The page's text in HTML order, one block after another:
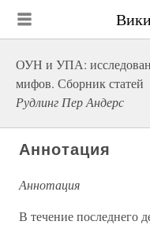
ОУН и УПА:
мифов. Сборник статей
Рудлинг Пер Андерс
Аннотация
Аннотация
В течение последнего